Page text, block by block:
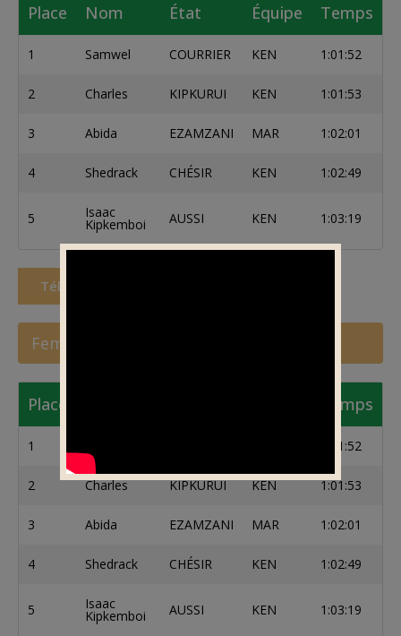
Place Nom État Équipe Temps
1 Samwel COURRIER KEN 1:01:52
2 Charles KIPKURUI KEN 1:01:53
3 Abida EZAMZANI MAR 1:02:01
4 Shedrack CHÉSIR KEN 1:02:49
5 Isaac
Kipkemboi AUSSI KEN 1:03:19
Télécharger les résultats
Femmes
Place Temps
1 1:01:52
2 Charles KIPKURUI KEN 1:01:53
3 Abida EZAMZANI MAR 1:02:01
4 Shedrack CHÉSIR KEN 1:02:49
5 Isaac
Kipkemboi AUSSI KEN 1:03:19